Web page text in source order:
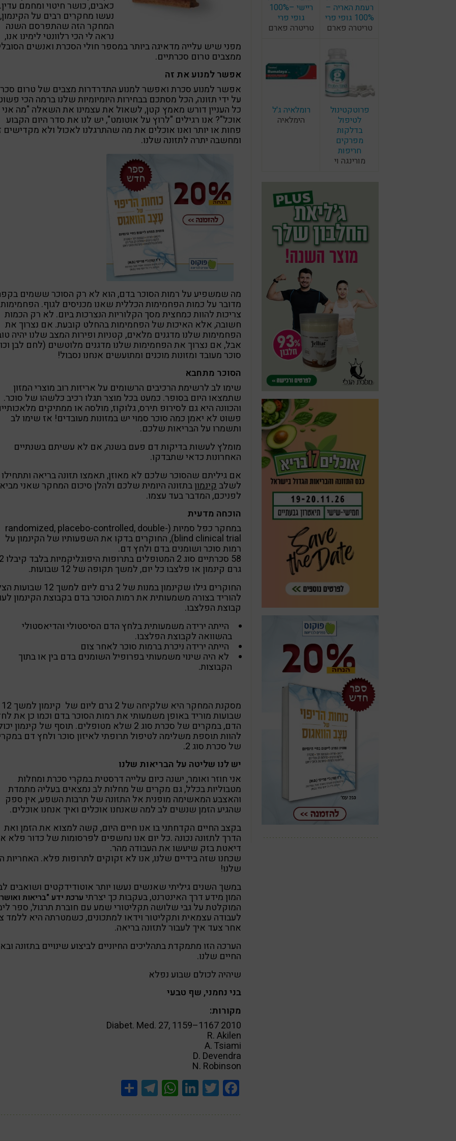
רעמת האריה –
100% גופי פרי
טריטרה פארם
ריישי –100%
גופי פרי
טריטרה פארם
פרוטקטינול
לטיפול
בדלקות
מפרקים
חריפות
מורינגה וי
רומלאיה ג'ל
הימלאיה
כאבים, כושר חיטוי ומחמם עדין.
נעשו מחקרים רבים על
המחקר הזה שהתפרסם השנה
נראה לי הכי רלוונטי לימינו אנו,
מפני שיש עלייה מדאיגה ביותר במספר חולי הסכרת ואנשים
ממצבים טרום סכרתיים.
אפשר למנוע את זה
אפשר למנוע סכרת ואפשר למנוע התדרדרות מצבים של טרום
על ידי תזונה, הכל מסתכם בבחירות היומיומיות שלנו ברמה הכי
כל העניין דורש מאמץ קטן, לשאול את עצמינו את השאלה "מה אני
אוכל"? אנו רגילים "לרוץ על אוטומט", יש לנו את סדר היום הקבוע
פחות או יותר ואנו אוכלים את מה שהתרגלנו לאכול ולא מקדישים
ומחשבה יתרה לתזונה שלנו.
מה שמשפיע על רמות הסוכר בדם, הוא לא רק הסוכר ששמים
מדובר על כמות הפחמימות הכללית שאנו מכניסים לגוף. הפחמימות
צריכות להוות כמחצית מסך הקלוריות הנצרכות ביום. לא רק הכמות
חשובה, אלא האיכות של הפחמימות בהחלט קובעת. אם נצרוך את
הפחמימות שלנו מדגנים מלאים, קטניות ופירות המצב שלנו יהיה
אבל, אם נצרוך את הפחמימות שלנו מדגנים מלוטשים (לחם לבן
סוכר מעובד ומזונות מוכנים ומתועשים אנחנו נסבול!
הסוכר מתחבא
שימו לב לרשימת הרכיבים הרשומים על אריזות רוב מוצרי המזון
שתמצאו היום בסופר. כמעט בכל מוצר תגלו רכיב כלשהו של סוכר.
והכוונה היא גם לסירופ תירס, גלוקוז, מולסה או ממתיקים
פשוט לא יאמן כמה סוכר סמוי יש במזונות מעובדים! אז שימו לב
ותשמרו על הבריאות שלכם.
מומלץ לעשות בדיקות דם פעם בשנה, אם לא עשיתם בשנתיים
האחרונות כדאי שתבדקו.
אם גיליתם שהסוכר שלכם לא מאוזן, תאמצו תזונה בריאה ותתחילו
לשלבקינמוןבתזונה היומית שלכם ולהלן סיכום המחקר שאני מביא
לפניכם, המדבר בעד עצמו.
הוכחה מדעית
במחקר כפל סמיות (randomized, placebo-controlled, double-
blind clinical trial), החוקרים בדקו את השפעותיו של הקינמון על
רמות סוכר ושומנים בדם ולחץ דם.
58 סכרתיים סוג 2 המטופלים בתרופות היפוגליקמיות בלבד קיבלו 2
גרם קינמון או פלצבו כל יום, למשך תקופה של 12 שבועות.
החוקרים גילו שקינמון במנות של 2 גרם ליום למשך
להוריד בצורה משמעותית את רמות הסוכר בדם בקבוצת הקינמון
קבוצת הפלצבו.
הייתה ירידה משמעותית בלחץ הדם הסיסטולי והדיאסטולי
בהשוואה לקבוצת הפלצבו.
הייתה ירידה ניכרת ברמות סוכר לאחר צום
לא היה שינוי משמעותי בפרופיל השומנים בדם בין או בתוך
הקבוצות.
מסקנת המחקר היא שלקיחה של 2 גרם ליום של קינמון למשך 12
שבועות מוריד באופן משמעותי את רמות הסוכר בדם וכמו כן את
הדם, במקרים של סכרת סוג 2 שלא מטופלים. תוסף של קינמון
להוות תוספת משלימה לטיפול תרופתי לאיזון סוכר ולחץ דם
של סכרת סוג 2.
יש לנו שליטה על הבריאות שלנו
אני חוזר ואומר, ישנה כיום עלייה דרסטית במקרי סכרת ומחלות
מטבוליות בכלל, גם מקרים של מחלות לב נמצאים בעליה מתמדת
והאצבע המאשימה מופנית אל התזונה של תרבות השפע, אין ספק
שהגיע הזמן שנשים לב למה שאנחנו אוכלים ואיך אנחנו אוכלים.
בקצב החיים הקדחתני בו אנו חיים היום, קשה למצוא את הזמן ואת
הדרך לתזונה נכונה .כל יום אנו נחשפים לפרסומות של כדור פלא
דיאטת בזק שיעשו את העבודה מהר.
שכחנו שזה בידיים שלנו, אנו לא זקוקים לתרופות פלא. האחריות
שלנו!
במשך השנים גיליתי שאנשים נעשו יותר אוטודידקטים ושואבים
המון מידע דרך האינטרנט, בעקבות כך יצרתי ערכת ידע "בריאות
המוקלטת על גבי שלושה תקליטורי שמע עם חוברת תרגול, ספר
לעבודה עצמאית ותקליטור וידאו למתכונים, כשמטרתה היא ללמד
אחר צעד איך לעבור לתזונה בריאה.
הערכה הזו מתמקדת בתהליכים החיוניים לביצוע שינויים בתזונה
החיים שלנו.
שיהיה לכולם שבוע נפלא
בני נחמני, שף טבעי
מקורות:
Diabet. Med. 27, 1159–1167 2010
R. Akilen
A. Tsiami
D. Devendra
N. Robinson
Facebook
Twitter
LinkedIn
WhatsApp
Telegram